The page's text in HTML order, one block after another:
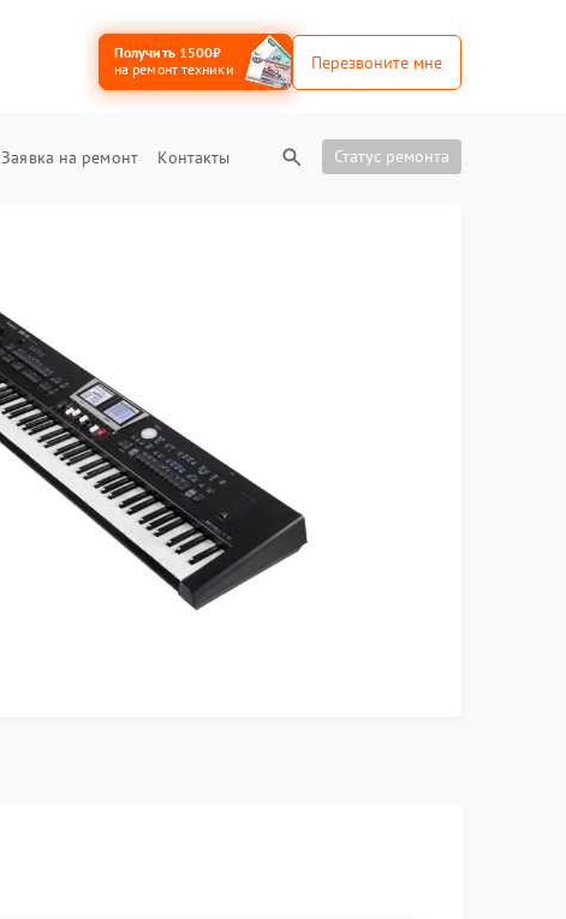
Получить 1500₽
на ремонт техники
Перезвоните мне
Заявка на ремонт Контакты Статус ремонта